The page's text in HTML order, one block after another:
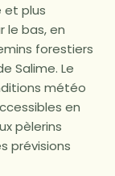
et plus
le bas, en
forestiers
Salime. Le
météo
en
pèlerins
prévisions